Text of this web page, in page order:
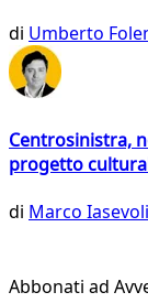
di Umberto
Centrosinistra,
progetto
di Marco Iasevoli
Abbonati ad